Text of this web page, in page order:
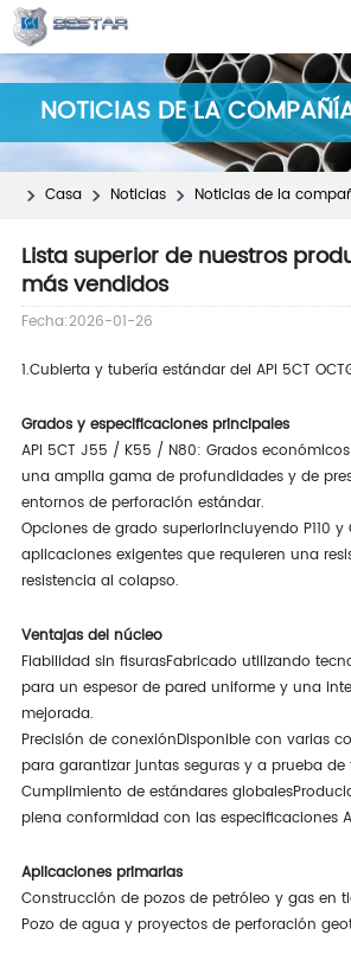
NOTICIAS DE LA
Casa Noticias Noticias de la
Lista superior de nuestros
más vendidos
Fecha:2026-01-26
1.Cubierta y tubería estándar del API 5CT
Grados y especificaciones principales
API 5CT J55 / K55 / N80: Grados
una amplia gama de profundidades y de
entornos de perforación estándar.
Opciones de grado superiorIncluyendo P110 y
aplicaciones exigentes que requieren una
resistencia al colapso.
Ventajas del núcleo
Fiabilidad sin fisurasFabricado utilizando
para un espesor de pared uniforme y una
mejorada.
Precisión de conexiónDisponible con varias
para garantizar juntas seguras y a prueba de
Cumplimiento de estándares globales
plena conformidad con las especificaciones
Aplicaciones primarias
Construcción de pozos de petróleo y gas en
Pozo de agua y proyectos de perforación